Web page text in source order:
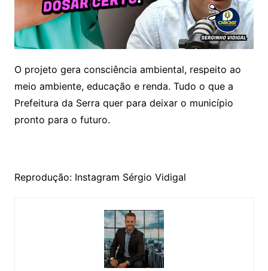
O projeto gera consciência ambiental, respeito ao
meio ambiente, educação e renda. Tudo o que a
Prefeitura da Serra quer para deixar o município
pronto para o futuro.
Reprodução: Instagram Sérgio Vidigal